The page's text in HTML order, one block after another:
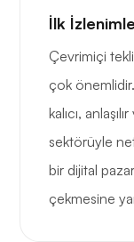
İlk
Çevrimiçi
çok önemlidir.
kalıcı,
sektörüyle
bir dijital
çekmesine